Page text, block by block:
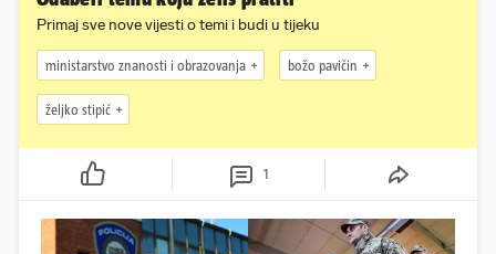
Primaj sve nove vijesti o temi i budi u tijeku
ministarstvo znanosti i obrazovanja božo pavičin
željko stipić
1